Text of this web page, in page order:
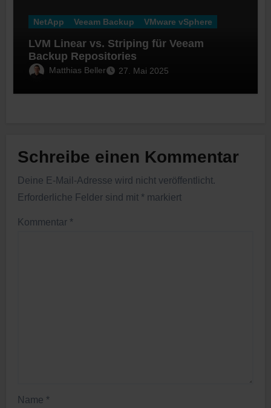
NetApp Veeam Backup VMware vSphere
LVM Linear vs. Striping für Veeam
Backup Repositories
Matthias Beller 27. Mai 2025
Schreibe einen Kommentar
Deine E-Mail-Adresse wird nicht veröffentlicht.
Erforderliche Felder sind mit *markiert
Kommentar *
Name *